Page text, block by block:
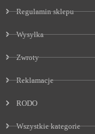
Regulamin sklepu
Wysyłka
Zwroty
Reklamacje
RODO
Wszystkie kategorie